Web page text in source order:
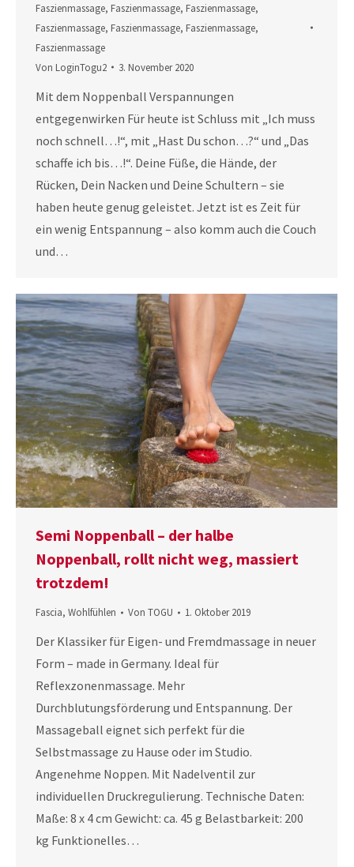
Faszienmassage, Faszienmassage, Faszienmassage,
Faszienmassage, Faszienmassage, Faszienmassage,
Faszienmassage
Von LoginTogu2 3. November 2020
Mit dem Noppenball Verspannungen
entgegenwirken Für heute ist Schluss mit „Ich muss
noch schnell…!“, mit „Hast Du schon…?“ und „Das
schaffe ich bis…!“. Deine Füße, die Hände, der
Rücken, Dein Nacken und Deine Schultern – sie
haben heute genug geleistet. Jetzt ist es Zeit für
ein wenig Entspannung – also komm auch die Couch
und…
Semi Noppenball – der halbe
Noppenball, rollt nicht weg, massiert
trotzdem!
Fascia, Wohlfühlen Von TOGU 1. Oktober 2019
Der Klassiker für Eigen- und Fremdmassage in neuer
Form – made in Germany. Ideal für
Reflexzonenmassage. Mehr
Durchblutungsförderung und Entspannung. Der
Massageball eignet sich perfekt für die
Selbstmassage zu Hause oder im Studio.
Angenehme Noppen. Mit Nadelventil zur
individuellen Druckregulierung. Technische Daten:
Maße: 8 x 4 cm Gewicht: ca. 45 g Belastbarkeit: 200
kg Funktionelles…